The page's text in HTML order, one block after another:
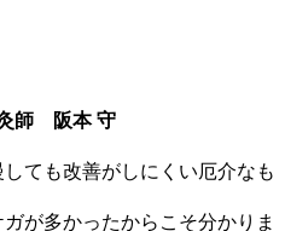
師 阪本 守
ても改善がしにくい厄介なも
が多かったからこそ分かりま